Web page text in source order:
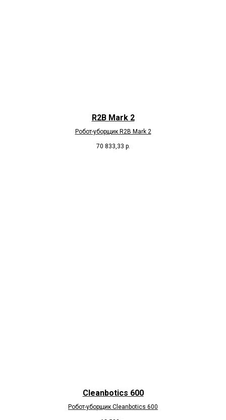
R2B Mark 2
Робот-уборщик R2B Mark 2
70 833,33 р.
Cleanbotics 600
Робот-уборщик Cleanbotics 600